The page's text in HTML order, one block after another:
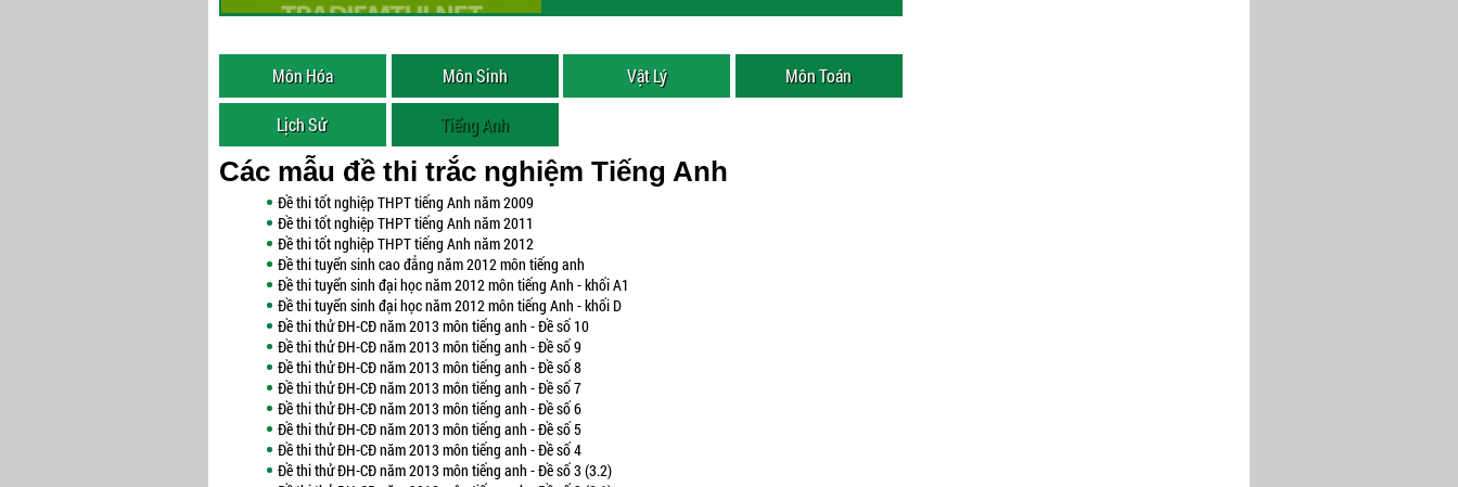
Môn Hóa Môn Sinh Vật Lý Môn Toán
Lịch Sử Tiếng Anh
Các mẫu đề thi trắc nghiệm Tiếng Anh
Đề thi tốt nghiệp THPT tiếng Anh năm 2009
Đề thi tốt nghiệp THPT tiếng Anh năm 2011
Đề thi tốt nghiệp THPT tiếng Anh năm 2012
Đề thi tuyển sinh cao đẳng năm 2012 môn tiếng anh
Đề thi tuyển sinh đại học năm 2012 môn tiếng Anh - khối A1
Đề thi tuyển sinh đại học năm 2012 môn tiếng Anh - khối D
Đề thi thử ĐH-CĐ năm 2013 môn tiếng anh - Đề số 10
Đề thi thử ĐH-CĐ năm 2013 môn tiếng anh - Đề số 9
Đề thi thử ĐH-CĐ năm 2013 môn tiếng anh - Đề số 8
Đề thi thử ĐH-CĐ năm 2013 môn tiếng anh - Đề số 7
Đề thi thử ĐH-CĐ năm 2013 môn tiếng anh - Đề số 6
Đề thi thử ĐH-CĐ năm 2013 môn tiếng anh - Đề số 5
Đề thi thử ĐH-CĐ năm 2013 môn tiếng anh - Đề số 4
Đề thi thử ĐH-CĐ năm 2013 môn tiếng anh - Đề số 3 (3.2)